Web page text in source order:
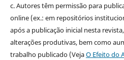
c. Autores têm permissão para
online (ex.: em repositórios
após a publicação inicial nesta
alterações produtivas, bem como
trabalho publicado (VejaO Efeito do